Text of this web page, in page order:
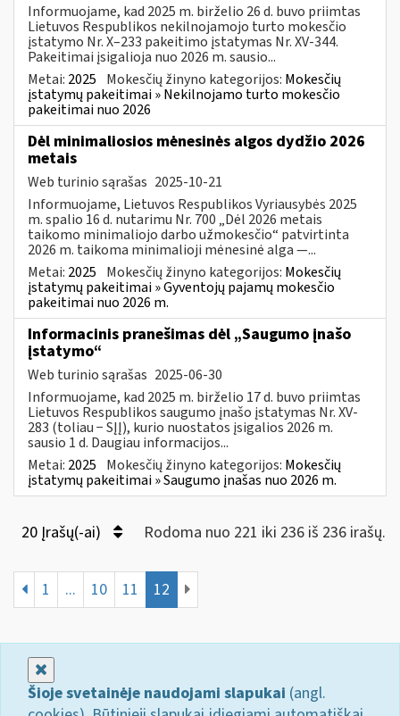
Informuojame, kad 2025 m. birželio 26 d. buvo priimtas
Lietuvos Respublikos nekilnojamojo turto mokesčio
įstatymo Nr. X–233 pakeitimo įstatymas Nr. XV-344.
Pakeitimai įsigalioja nuo 2026 m. sausio...
Metai: 2025 Mokesčių žinyno kategorijos: Mokesčių
įstatymų pakeitimai » Nekilnojamo turto mokesčio
pakeitimai nuo 2026
Dėl minimaliosios mėnesinės algos dydžio 2026
metais
Web turinio sąrašas 2025-10-21
Informuojame, Lietuvos Respublikos Vyriausybės 2025
m. spalio 16 d. nutarimu Nr. 700 „Dėl 2026 metais
taikomo minimaliojo darbo užmokesčio“ patvirtinta
2026 m. taikoma minimalioji mėnesinė alga —...
Metai: 2025 Mokesčių žinyno kategorijos: Mokesčių
įstatymų pakeitimai » Gyventojų pajamų mokesčio
pakeitimai nuo 2026 m.
Informacinis pranešimas dėl „Saugumo įnašo
įstatymo“
Web turinio sąrašas 2025-06-30
Informuojame, kad 2025 m. birželio 17 d. buvo priimtas
Lietuvos Respublikos saugumo įnašo įstatymas Nr. XV-
283 (toliau − SĮĮ), kurio nuostatos įsigalios 2026 m.
sausio 1 d. Daugiau informacijos...
Metai: 2025 Mokesčių žinyno kategorijos: Mokesčių
įstatymų pakeitimai » Saugumo įnašas nuo 2026 m.
20 Įrašų(-ai) Rodoma nuo 221 iki 236 iš 236 irašų.
1 ... 10 11 12
Šioje svetainėje naudojami slapukai (angl.